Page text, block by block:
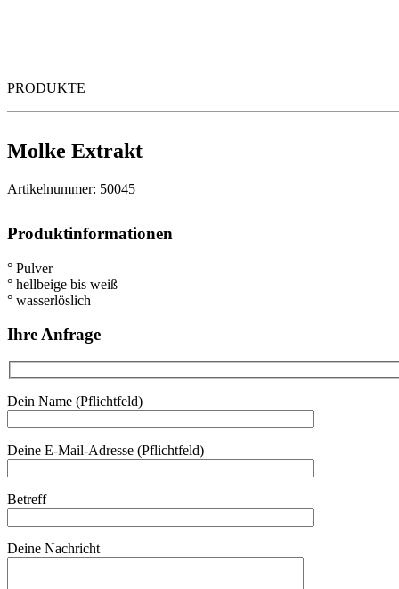
PRODUKTE
Molke Extrakt
Artikelnummer: 50045
Produktinformationen
° Pulver
° hellbeige bis weiß
° wasserlöslich
Ihre Anfrage
Dein Name (Pflichtfeld)
Deine E-Mail-Adresse (Pflichtfeld)
Betreff
Deine Nachricht